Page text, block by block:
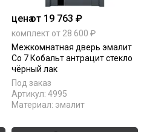
ценаот 19 763 ₽
комплект от 28 600 ₽
Межкомнатная дверь эмалит
Co 7 Кобальт антрацит стекло
чёрный лак
Под заказ
Артикул: 4995
Материал: эмалит